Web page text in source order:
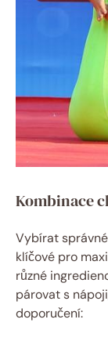
Kombinace
Vybírat
klíčové pro
různé
párovat s
doporučení: